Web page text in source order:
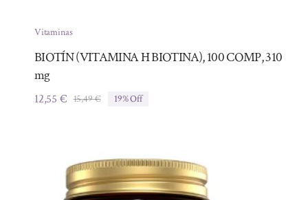
Vitaminas
BIOTÍN (VITAMINA H BIOTINA), 100 COMP, 310
mg
15,49€El
15,49 €.
12,55 €
El
12,55 €.
19% Off